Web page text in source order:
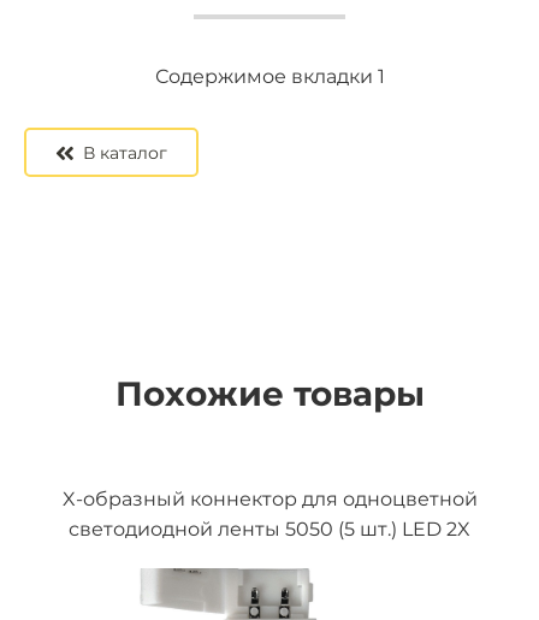
Содержимое вкладки 1
Содержимое вкладки 2
Содержимое вкладки 3
В каталог
Похожие товары
X-образный коннектор для одноцветной
светодиодной ленты 5050 (5 шт.) LED 2X